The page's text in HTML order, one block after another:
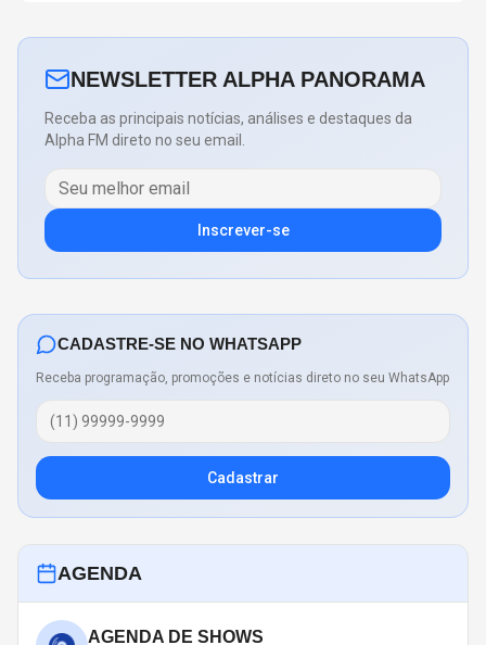
NEWSLETTER ALPHA PANORAMA
Receba as principais notícias, análises e destaques da
Alpha FM direto no seu email.
Inscrever-se
CADASTRE-SE NO WHATSAPP
Receba programação, promoções e notícias direto no seu WhatsApp
Cadastrar
AGENDA
AGENDA DE SHOWS